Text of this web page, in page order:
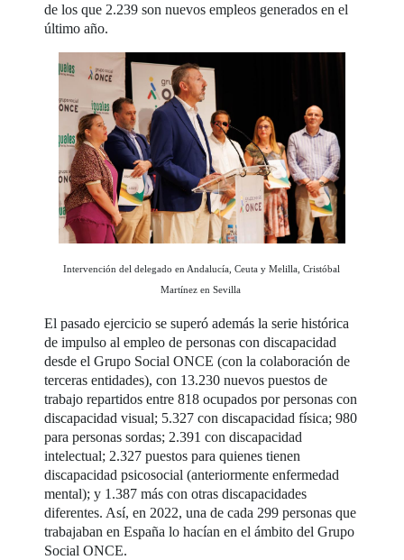
de los que 2.239 son nuevos empleos generados en el
último año.
Intervención del delegado en Andalucía, Ceuta y Melilla, Cristóbal
Martínez en Sevilla
El pasado ejercicio se superó además la serie histórica
de impulso al empleo de personas con discapacidad
desde el Grupo Social ONCE (con la colaboración de
terceras entidades), con 13.230 nuevos puestos de
trabajo repartidos entre 818 ocupados por personas con
discapacidad visual; 5.327 con discapacidad física; 980
para personas sordas; 2.391 con discapacidad
intelectual; 2.327 puestos para quienes tienen
discapacidad psicosocial (anteriormente enfermedad
mental); y 1.387 más con otras discapacidades
diferentes. Así, en 2022, una de cada 299 personas que
trabajaban en España lo hacían en el ámbito del Grupo
Social ONCE.